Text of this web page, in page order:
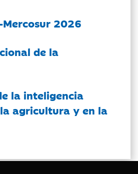
2026
de la
la inteligencia
agricultura y en la